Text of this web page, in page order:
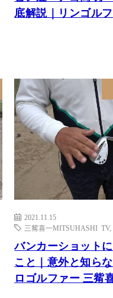
底解説｜リンゴル
2021.11.15
三觜喜一MITSUHASHI TV,
バンカーショット
こと｜意外と知ら
ロゴルファー 三觜